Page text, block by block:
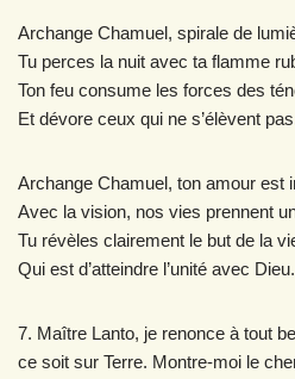
Archange Chamuel, spirale de
Tu perces la nuit avec ta flamme
Ton feu consume les forces des
Et dévore ceux qui ne s’élèvent
Archange Chamuel, ton amour est
Avec la vision, nos vies prennent
Tu révèles clairement le but de la
Qui est d’atteindre l’unité avec Dieu.
7. Maître Lanto, je renonce à tout
ce soit sur Terre. Montre-moi le